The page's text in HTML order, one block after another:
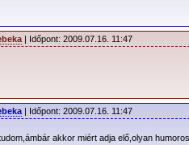
| Időpont: 2009.07.16. 11:47
| Időpont: 2009.07.16. 11:47
akkor miért adja elő,olyan